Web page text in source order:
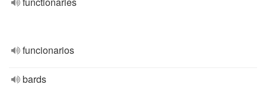
funcionarios
bards